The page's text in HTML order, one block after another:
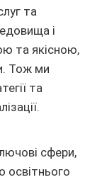
та
і
та якісною,
Тож ми
та
сфери,
освітнього